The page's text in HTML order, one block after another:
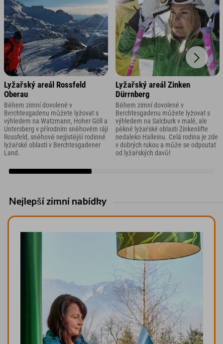
Lyžařský areál Rossfeld
Oberau
Během zimní dovolené v
Berchtesgadenu můžete lyžovat s
výhledem na Watzmann, Hoher Göll a
Untersberg v přírodním sněhovém ráji
Rossfeld, sněhově nejjistější rodinné
lyžařské oblasti v Berchtesgadener
Land.
Lyžařský areál Zinken
Dürrnberg
Během zimní dovolené v
Berchtesgadenu můžete lyžovat s
výhledem na Salcburk v malé, ale
pěkné lyžařské oblasti Zinkenlifte
nedaleko Halleinu. Celá rodina je zde
v dobrých rukou a může se odpoutat
od lyžařských davů!
Nejlepší zimní nabídky